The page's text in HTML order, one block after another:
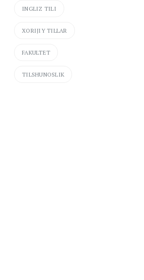
INGLIZ TILI
XORIJIY TILLAR
FAKULTET
TILSHUNOSLIK